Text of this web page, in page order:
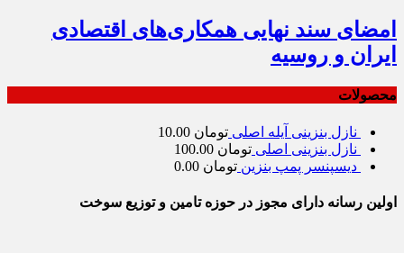
امضای سند نهایی همکاری‌های اقتصادی
ایران و روسیه
محصولات
نازل بنزینی آیله اصلی تومان
نازل بنزینی اصلی تومان
دیسپنسر پمپ بنزین تومان
اولین رسانه دارای مجوز در حوزه تامین و توزیع سوخت